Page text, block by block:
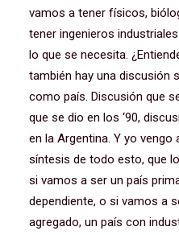
vamos a tener físicos,
tener ingenieros
lo que se necesita.
también hay una discusión
como país. Discusión que
que se dio en los ‘90,
en la Argentina. Y yo vengo
síntesis de todo esto, que
si vamos a ser un país
dependiente, o si vamos a
agregado, un país con